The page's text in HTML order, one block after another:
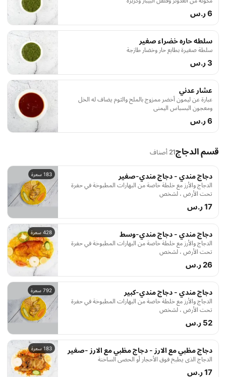
6 ر.س
سلطه حاره خضراء صغير
سلطة صغيرة بطابع حار وخضار طازجة
3 ر.س
عشار عدني
عبارة عن ليمون أخضر ممزوج بالملح والثوم يضاف له الخل
ومعجون البسباس اليمني
6 ر.س
قسم الدجاج21 أصناف
183 سعرة دجاج مندي - دجاج مندي-صغير
الدجاج والأرز مع خلطة خاصة من البهارات المطبوخة في حفرة
تحت الأرض ، لشخص
17 ر.س
428 سعرة دجاج مندي - دجاج مندي-وسط
الدجاج والأرز مع خلطة خاصة من البهارات المطبوخة في حفرة
تحت الأرض ، لشخص
26 ر.س
792 سعرة دجاج مندي - دجاج مندي-كبير
الدجاج والأرز مع خلطة خاصة من البهارات المطبوخة في حفرة
تحت الأرض ، لشخص
52 ر.س
183 سعرة دجاج مظبي مع الارز - دجاج مظبي مع الارز -صغير
الدجاج الذي يطبخ فوق الأحجار أو الحصى الساخنة
17 ر.س